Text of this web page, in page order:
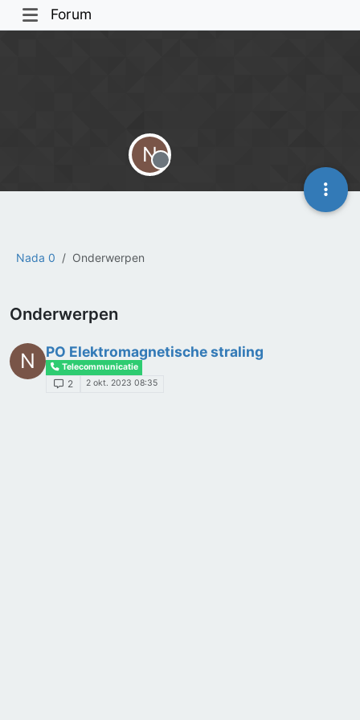
Forum
Nada 0 Onderwerpen
N
Offline
Onderwerpen
N PO Elektromagnetische straling
Telecommunicatie
2 2 okt. 2023 08:35